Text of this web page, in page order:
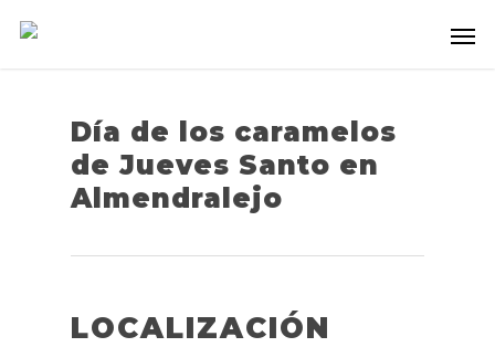
Día de los caramelos
de Jueves Santo en
Almendralejo
LOCALIZACIÓN